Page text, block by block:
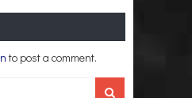
to post a comment.